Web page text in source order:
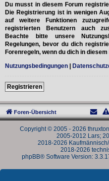
Du musst in diesem Forum
Die Registrierung ist in wenigen
auf weitere Funktionen
registrierten Benutzern auch
Beachte bitte unsere
Regelungen, bevor du dich
Forenregeln, wenn du dich in
Nutzungsbedingungen |
Registrieren
Foren-Übersicht
Copyright © 2005 - 2026
2005-2012 Lars;
2018-2026
2018-2026
phpBB® Software Version: